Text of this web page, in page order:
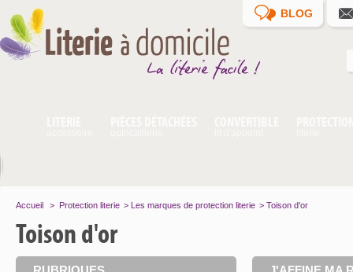
BLOG
Accueil > Protection literie > Les marques de protection literie > Toison d'or
Toison d'or